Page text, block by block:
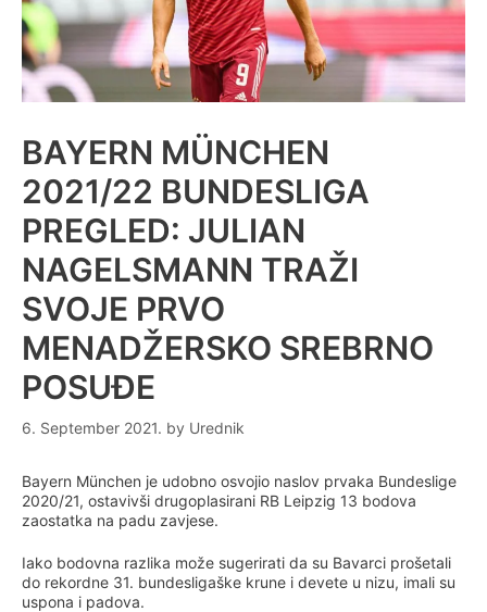
BAYERN MÜNCHEN
2021/22 BUNDESLIGA
PREGLED: JULIAN
NAGELSMANN TRAŽI
SVOJE PRVO
MENADŽERSKO SREBRNO
POSUĐE
6. September 2021. by Urednik
Bayern München je udobno osvojio naslov prvaka Bundeslige
2020/21, ostavivši drugoplasirani RB Leipzig 13 bodova
zaostatka na padu zavjese.
Iako bodovna razlika može sugerirati da su Bavarci prošetali
do rekordne 31. bundesligaške krune i devete u nizu, imali su
uspona i padova.